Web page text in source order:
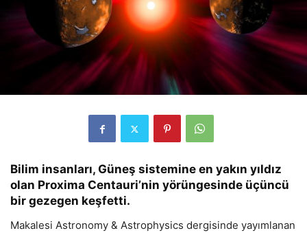
Bilim insanları, Güneş sistemine en yakın yıldız
olan Proxima Centauri’nin yörüngesinde üçüncü
bir gezegen keşfetti.
Makalesi Astronomy & Astrophysics dergisinde yayımlanan